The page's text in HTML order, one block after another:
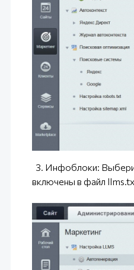
3. Инфоблоки:
включены в файл